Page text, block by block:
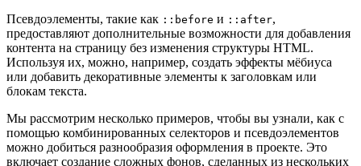
Псевдоэлементы, такие как ::before и ::after,
предоставляют дополнительные возможности для добавления
контента на страницу без изменения структуры HTML.
Используя их, можно, например, создать эффекты мёбиуса
или добавить декоративные элементы к заголовкам или
блокам текста.
Мы рассмотрим несколько примеров, чтобы вы узнали, как с
помощью комбинированных селекторов и псевдоэлементов
можно добиться разнообразия оформления в проекте. Это
включает создание сложных фонов, сделанных из нескольких